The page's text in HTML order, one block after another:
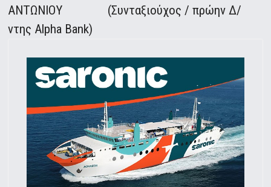
ΑΝΤΩΝΙΟΥ (Συνταξιούχος / πρώην Δ/
ντης Alpha Bank)